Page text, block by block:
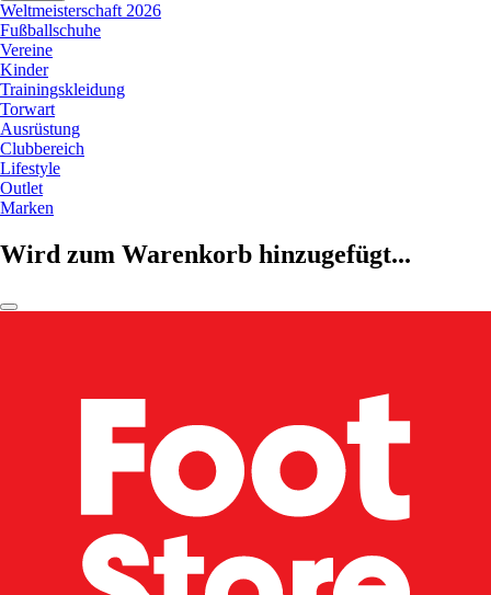
Weltmeisterschaft 2026
Fußballschuhe
Vereine
Kinder
Trainingskleidung
Torwart
Ausrüstung
Clubbereich
Lifestyle
Outlet
Marken
Wird zum Warenkorb hinzugefügt...